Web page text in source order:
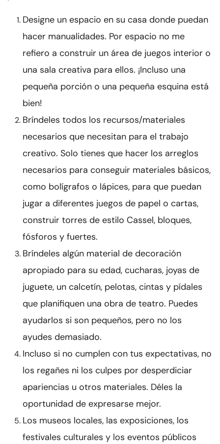
Designe un espacio en su casa donde puedan
hacer manualidades. Por espacio no me
refiero a construir un área de juegos interior o
una sala creativa para ellos. ¡Incluso una
pequeña porción o una pequeña esquina está
bien!
Bríndeles todos los recursos/materiales
necesarios que necesitan para el trabajo
creativo. Solo tienes que hacer los arreglos
necesarios para conseguir materiales básicos,
como bolígrafos o lápices, para que puedan
jugar a diferentes juegos de papel o cartas,
construir torres de estilo Cassel, bloques,
fósforos y fuertes.
Bríndeles algún material de decoración
apropiado para su edad, cucharas, joyas de
juguete, un calcetín, pelotas, cintas y pídales
que planifiquen una obra de teatro. Puedes
ayudarlos si son pequeños, pero no los
ayudes demasiado.
Incluso si no cumplen con tus expectativas, no
los regañes ni los culpes por desperdiciar
apariencias u otros materiales. Déles la
oportunidad de expresarse mejor.
Los museos locales, las exposiciones, los
festivales culturales y los eventos públicos